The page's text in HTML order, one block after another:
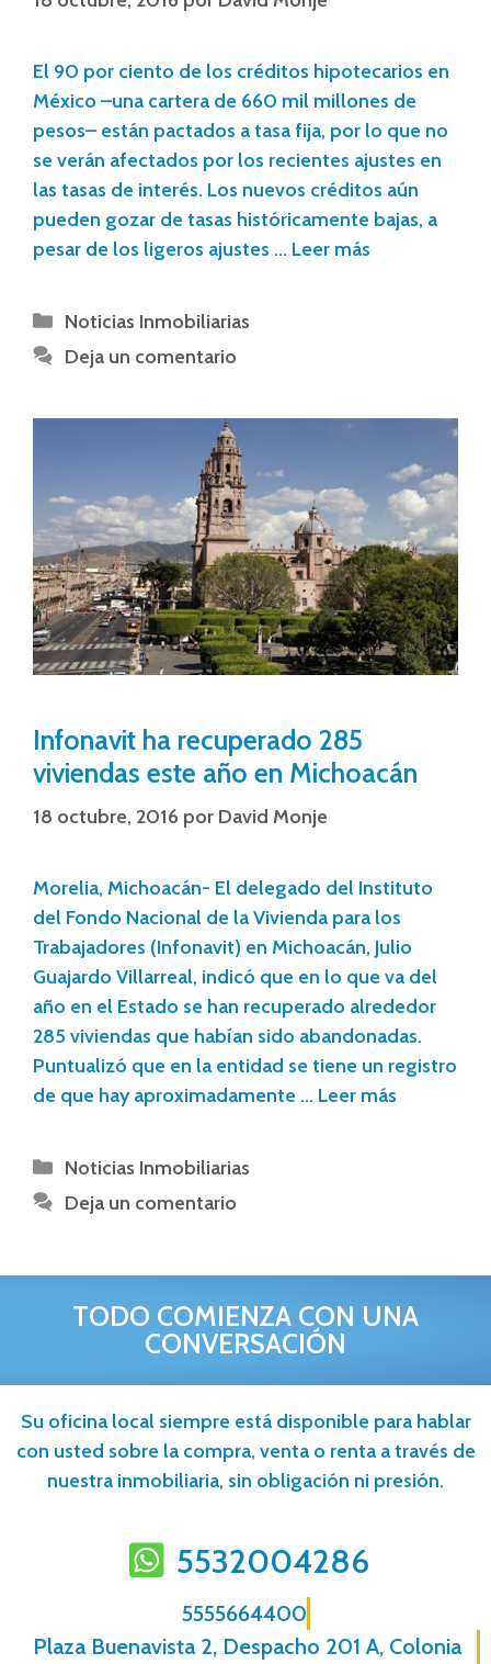
El 90 por ciento de los créditos hipotecarios en
México –una cartera de 660 mil millones de
pesos– están pactados a tasa fija, por lo que no
se verán afectados por los recientes ajustes en
las tasas de interés. Los nuevos créditos aún
pueden gozar de tasas históricamente bajas, a
pesar de los ligeros ajustes … Leer más
Noticias Inmobiliarias
Deja un comentario
Infonavit ha recuperado 285
viviendas este año en Michoacán
18 octubre, 2016 por David Monje
Morelia, Michoacán- El delegado del Instituto
del Fondo Nacional de la Vivienda para los
Trabajadores (Infonavit) en Michoacán, Julio
Guajardo Villarreal, indicó que en lo que va del
año en el Estado se han recuperado alrededor
285 viviendas que habían sido abandonadas.
Puntualizó que en la entidad se tiene un registro
de que hay aproximadamente … Leer más
Noticias Inmobiliarias
Deja un comentario
TODO COMIENZA CON UNA
CONVERSACIÓN
Su oficina local siempre está disponible para hablar
con usted sobre la compra, venta o renta a través de
nuestra inmobiliaria, sin obligación ni presión.
5532004286
5555664400
Plaza Buenavista 2, Despacho 201 A, Colonia